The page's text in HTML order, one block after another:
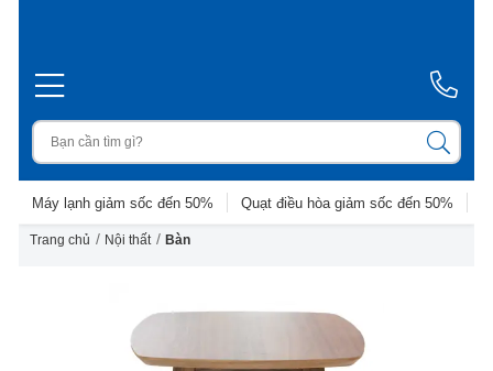
Máy lạnh giảm sốc đến 50% Quạt điều hòa giảm sốc đến 50%
Trang chủ / Nội thất / Bàn